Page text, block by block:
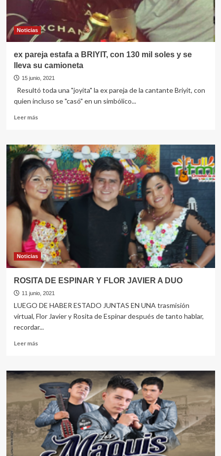
Martina
los
Noticias
ex pareja estafa a BRIYIT, con 130 mil soles y se
lleva su camioneta
15 junio, 2021
Resultó toda una "joyita" la ex pareja de la cantante Briyit, con
quien incluso se "casó" en un simbólico...
Leer másLeer
ex
pareja
estafa
a
BRIYIT,
con
130
mil
soles
y
se
lleva
su
camioneta
Noticias
ROSITA DE ESPINAR Y FLOR JAVIER A DUO
11 junio, 2021
LUEGO DE HABER ESTADO JUNTAS EN UNA trasmisión
virtual, Flor Javier y Rosita de Espinar después de tanto hablar,
recordar...
Leer másLeer
ROSITA
DE
ESPINAR
Y
FLOR
JAVIER
A
DUO